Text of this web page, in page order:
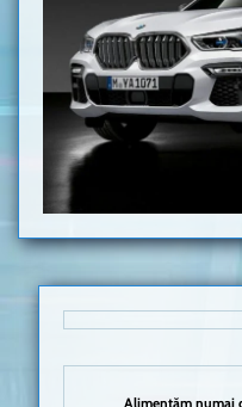
Alimentăm numai